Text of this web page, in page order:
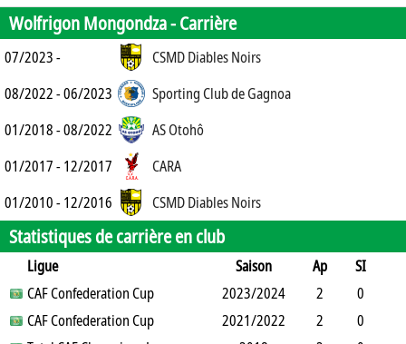
Wolfrigon Mongondza -Carrière
07/2023 -
CSMD Diables Noirs
08/2022 - 06/2023
Sporting Club de Gagnoa
01/2018 - 08/2022
AS Otohô
01/2017 - 12/2017
CARA
01/2010 - 12/2016
CSMD Diables Noirs
Statistiques de carrière en club
Ligue Saison Ap
SI
SO
B B A 2J CR Min
CAF Confederation Cup 2023/2024 2
0
0
1 0 0 0 180
CAF Confederation Cup 2021/2022 2
0